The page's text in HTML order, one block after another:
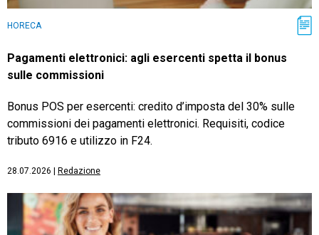
HORECA
Pagamenti elettronici: agli esercenti spetta il bonus
sulle commissioni
Bonus POS per esercenti: credito d’imposta del 30% sulle
commissioni dei pagamenti elettronici. Requisiti, codice
tributo 6916 e utilizzo in F24.
28.07.2026 Redazione